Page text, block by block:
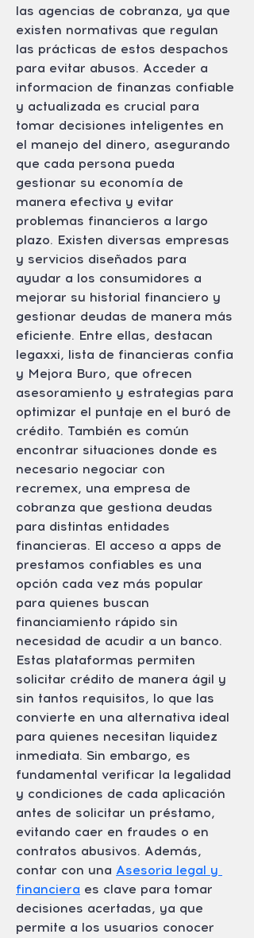
las agencias de cobranza, ya que
existen normativas que regulan
las prácticas de estos despachos
para evitar abusos. Acceder a
informacion de finanzas confiable
y actualizada es crucial para
tomar decisiones inteligentes en
el manejo del dinero, asegurando
que cada persona pueda
gestionar su economía de
manera efectiva y evitar
problemas financieros a largo
plazo. Existen diversas empresas
y servicios diseñados para
ayudar a los consumidores a
mejorar su historial financiero y
gestionar deudas de manera más
eficiente. Entre ellas, destacan
legaxxi, lista de financieras confia
y Mejora Buro, que ofrecen
asesoramiento y estrategias para
optimizar el puntaje en el buró de
crédito. También es común
encontrar situaciones donde es
necesario negociar con
recremex, una empresa de
cobranza que gestiona deudas
para distintas entidades
financieras. El acceso a apps de
prestamos confiables es una
opción cada vez más popular
para quienes buscan
financiamiento rápido sin
necesidad de acudir a un banco.
Estas plataformas permiten
solicitar crédito de manera ágil y
sin tantos requisitos, lo que las
convierte en una alternativa ideal
para quienes necesitan liquidez
inmediata. Sin embargo, es
fundamental verificar la legalidad
y condiciones de cada aplicación
antes de solicitar un préstamo,
evitando caer en fraudes o en
contratos abusivos. Además,
contar con una Asesoria legal y
financiera es clave para tomar
decisiones acertadas, ya que
permite a los usuarios conocer